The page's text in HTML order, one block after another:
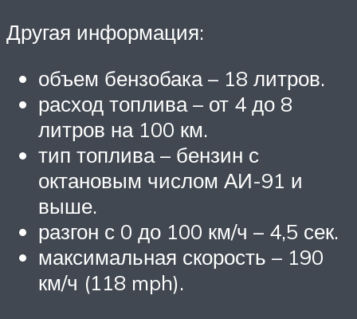
Другая информация:
объем бензобака – 18 литров.
расход топлива – от 4 до 8
литров на 100 км.
тип топлива – бензин с
октановым числом АИ-91 и
выше.
разгон с 0 до 100 км/ч – 4,5 сек.
максимальная скорость – 190
км/ч (118 mph).